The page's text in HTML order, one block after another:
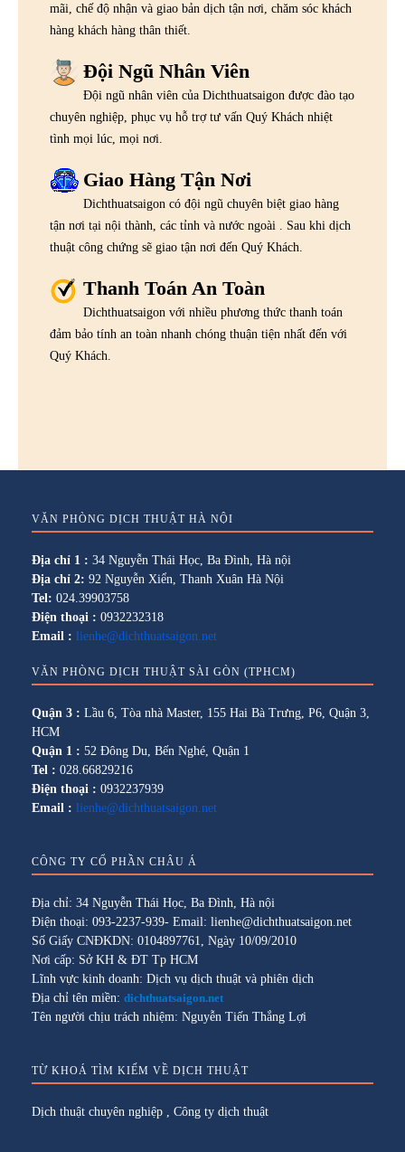
mãi, chế độ nhận và giao bản dịch tận nơi, chăm sóc khách
hàng khách hàng thân thiết.
Đội Ngũ Nhân Viên
Đội ngũ nhân viên của Dichthuatsaigon được đào tạo
chuyên nghiệp, phục vụ hỗ trợ tư vấn Quý Khách nhiệt
tình mọi lúc, mọi nơi.
Giao Hàng Tận Nơi
Dichthuatsaigon có đội ngũ chuyên biệt giao hàng
tận nơi tại nội thành, các tỉnh và nước ngoài . Sau khi dịch
thuật công chứng sẽ giao tận nơi đến Quý Khách.
Thanh Toán An Toàn
Dichthuatsaigon với nhiều phương thức thanh toán
đảm bảo tính an toàn nhanh chóng thuận tiện nhất đến với
Quý Khách.
VĂN PHÒNG DỊCH THUẬT HÀ NỘI
Địa chỉ 1 : 34 Nguyễn Thái Học, Ba Đình, Hà nội
Địa chỉ 2: 92 Nguyễn Xiển, Thanh Xuân Hà Nội
Tel: 024.39903758
Điện thoại : 0932232318
Email : lienhe@dichthuatsaigon.net
VĂN PHÒNG DỊCH THUẬT SÀI GÒN (TPHCM)
Quận 3 : Lầu 6, Tòa nhà Master, 155 Hai Bà Trưng, P6, Quận 3,
HCM
Quận 1 : 52 Đông Du, Bến Nghé, Quận 1
Tel : 028.66829216
Điện thoại : 0932237939
Email : lienhe@dichthuatsaigon.net
CÔNG TY CỔ PHẦN CHÂU Á
Địa chỉ: 34 Nguyễn Thái Học, Ba Đình, Hà nội
Điện thoại: 093-2237-939- Email: lienhe@dichthuatsaigon.net
Số Giấy CNĐKDN: 0104897761, Ngày 10/09/2010
Nơi cấp: Sở KH & ĐT Tp HCM
Lĩnh vực kinh doanh: Dịch vụ dịch thuật và phiên dịch
Địa chỉ tên miền: dichthuatsaigon.net
Tên người chịu trách nhiệm: Nguyễn Tiến Thắng Lợi
TỪ KHOÁ TÌM KIẾM VỀ DỊCH THUẬT
Dịch thuật chuyên nghiệp Công ty dịch thuật